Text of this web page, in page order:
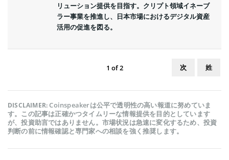
リューション提供を目指す。クリプト領域イネーブ
ラー事業を推進し、日本市場におけるデジタル資産
活用の促進を図る。
1 of2 次 姓
DISCLAIMER:Coinspeakerは公平で透明性の高い報道に努めていま
す。この記事は正確かつタイムリーな情報提供を目的としています
が、投資助言ではありません。市場状況は急速に変化するため、投資
判断の前に情報確認と専門家への相談を強く推奨します。